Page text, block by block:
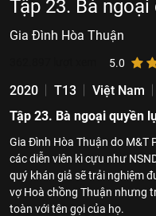
Tập 23. Bà
Gia Đình Hòa Thuận
5.0
2020 T13 Việt Nam
Tập 23. Bà ngoại quyền
Gia Đình Hòa Thuận do M&T
các diễn viên kì cựu như
quý khán giả sẽ trải nghiệm
vợ Hoà chồng Thuận nhưng
toàn với tên gọi của họ.